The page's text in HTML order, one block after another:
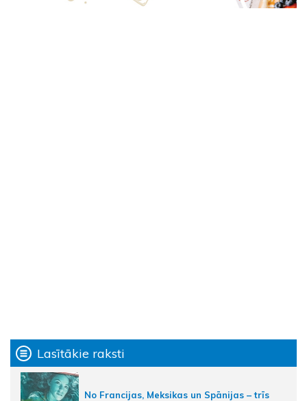
Lasītākie raksti
No Francijas, Meksikas un Spānijas – trīs